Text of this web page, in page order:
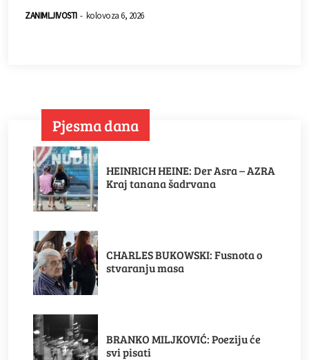
ZANIMLJIVOSTI - kolovoza 6, 2026
Pjesma dana
HEINRICH HEINE: Der Asra – AZRA
Kraj tanana šadrvana
CHARLES BUKOWSKI: Fusnota o
stvaranju masa
BRANKO MILJKOVIĆ: Poeziju će
svi pisati